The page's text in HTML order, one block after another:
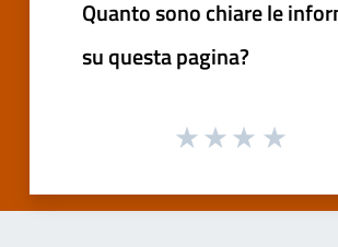
Quanto sono chiare le
su questa pagina?